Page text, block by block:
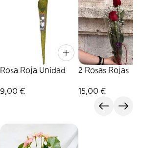
Rosa Roja Unidad
9,00 €
2 Rosas Rojas
15,00 €